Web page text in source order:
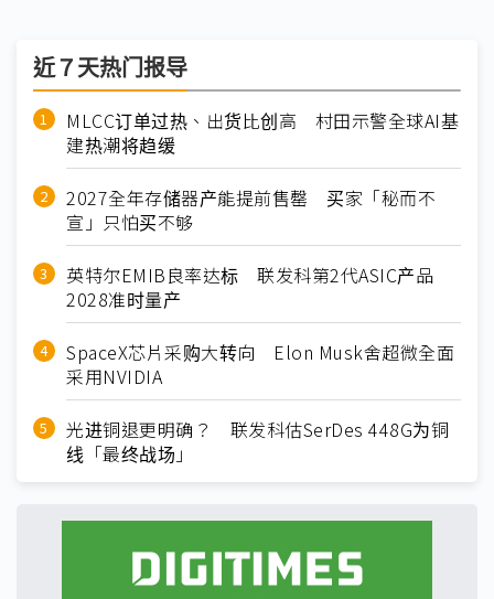
近７天热门报导
MLCC订单过热、出货比创高 村田示警全球AI基
建热潮将趋缓
2027全年存储器产能提前售罄 买家「秘而不
宣」只怕买不够
英特尔EMIB良率达标 联发科第2代ASIC产品
2028准时量产
SpaceX芯片采购大转向 Elon Musk舍超微全面
采用NVIDIA
光进铜退更明确？ 联发科估SerDes 448G为铜
线「最终战场」